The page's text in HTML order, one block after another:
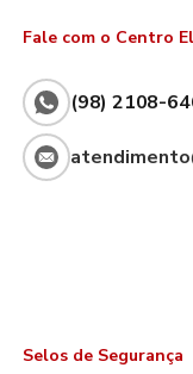
Fale com o Centro
(98) 2108-
Selos de Segurança